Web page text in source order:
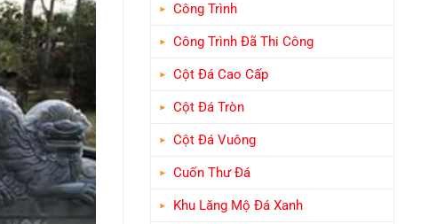
Công Trình
Công Trình Đã Thi Công
Cột Đá Cao Cấp
Cột Đá Tròn
Cột Đá Vuông
Cuốn Thư Đá
Khu Lăng Mộ Đá Xanh